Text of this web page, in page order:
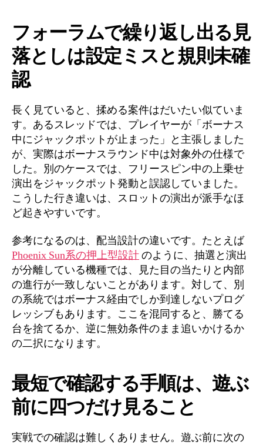
フォーラムで繰り返し出る見
落としは設定ミスと規則未確
認
長く見ていると、揉める案件はだいたい似ていま
す。あるスレッドでは、プレイヤーが「ボーナス
中にジャックポットが止まった」と主張しました
が、実際はボーナスラウンド中は対象外の仕様で
した。別のケースでは、フリースピン中の上乗せ
演出をジャックポット発動と誤認していました。
こうした行き違いは、スロットの演出が派手なほ
ど起きやすいです。
参考になるのは、配当設計の違いです。たとえば
Phoenix Sun系の押上型設計のように、抽選と演出
が分離している機種では、見た目の当たりと内部
の進行が一致しないことがあります。対して、別
の系統ではボーナス経由でしか到達しないプログ
レッシブもあります。ここを混同すると、勝てる
台を捨てるか、逆に無効条件のまま追いかけるか
の二択になります。
最短で確認する手順は、遊ぶ
前に四つだけ見ること
実戦での確認は難しくありません。遊ぶ前に次の